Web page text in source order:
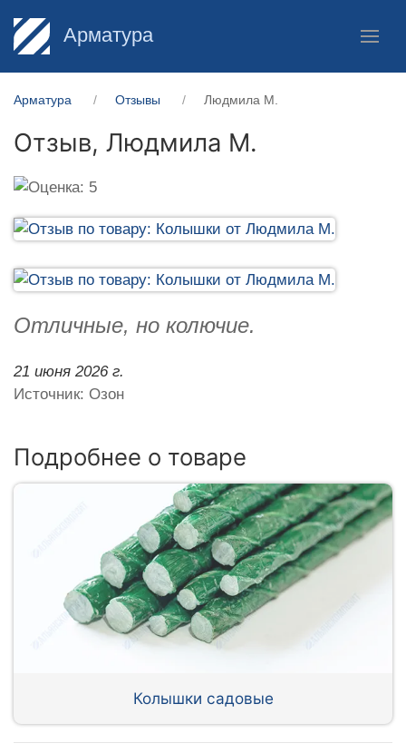
Арматура
Арматура Отзывы Людмила М.
Отзыв, Людмила М.
Отличные, но колючие.
21 июня 2026 г.
Источник: Озон
Подробнее о товаре
Колышки садовые